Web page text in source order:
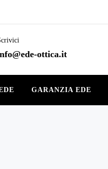
ottica.it
GARANZIA EDE